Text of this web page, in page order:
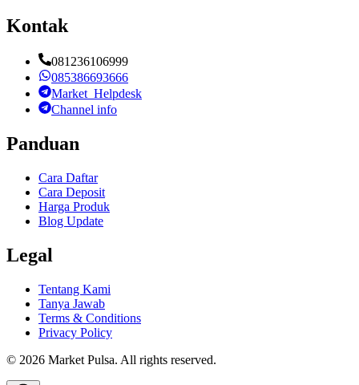
Kontak
081236106999
085386693666
Market_Helpdesk
Channel info
Panduan
Cara Daftar
Cara Deposit
Harga Produk
Blog Update
Legal
Tentang Kami
Tanya Jawab
Terms & Conditions
Privacy Policy
© 2026 Market Pulsa. All rights reserved.